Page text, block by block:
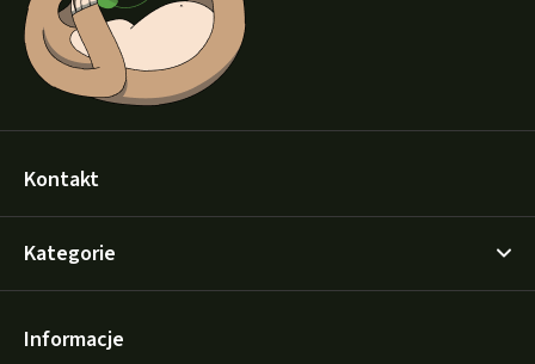
Kontakt
Kategorie
Informacje